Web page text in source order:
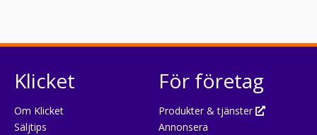
Klicket
Om Klicket
Säljtips
För företag
Produkter & tjänster
Annonsera